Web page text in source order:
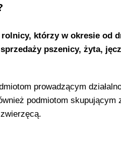
którzy w okresie od
pszenicy, żyta,
prowadzącym
podmiotom skupującym